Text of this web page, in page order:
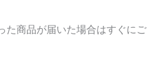
た商品が届いた場合はすぐにご